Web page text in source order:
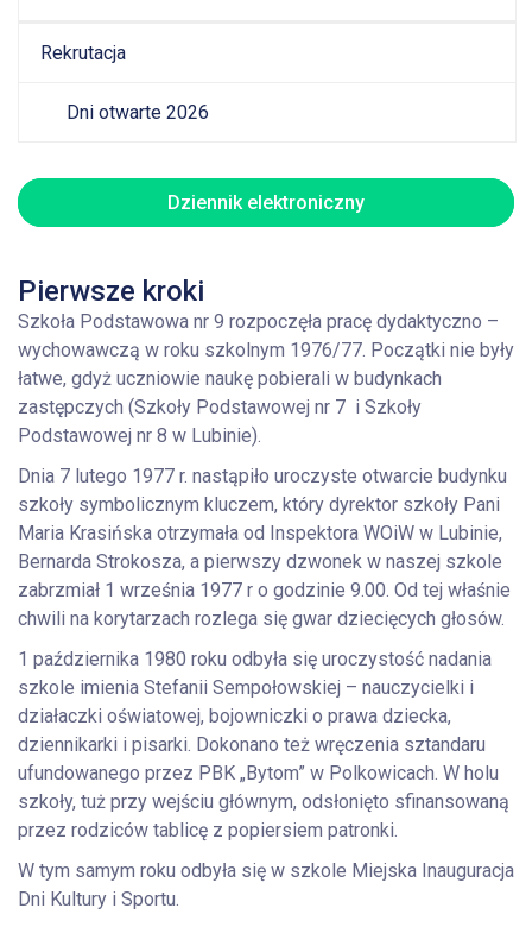
Rekrutacja
Dni otwarte 2026
Dziennik elektroniczny
Pierwsze kroki
Szkoła Podstawowa nr 9 rozpoczęła pracę dydaktyczno –
wychowawczą w roku szkolnym 1976/77. Początki nie były
łatwe, gdyż uczniowie naukę pobierali w budynkach
zastępczych (Szkoły Podstawowej nr 7 i Szkoły
Podstawowej nr 8 w Lubinie).
Dnia 7 lutego 1977 r. nastąpiło uroczyste otwarcie budynku
szkoły symbolicznym kluczem, który dyrektor szkoły Pani
Maria Krasińska otrzymała od Inspektora WOiW w Lubinie,
Bernarda Strokosza, a pierwszy dzwonek w naszej szkole
zabrzmiał 1 września 1977 r o godzinie 9.00. Od tej właśnie
chwili na korytarzach rozlega się gwar dziecięcych głosów.
1 października 1980 roku odbyła się uroczystość nadania
szkole imienia Stefanii Sempołowskiej – nauczycielki i
działaczki oświatowej, bojowniczki o prawa dziecka,
dziennikarki i pisarki. Dokonano też wręczenia sztandaru
ufundowanego przez PBK „Bytom” w Polkowicach. W holu
szkoły, tuż przy wejściu głównym, odsłonięto sfinansowaną
przez rodziców tablicę z popiersiem patronki.
W tym samym roku odbyła się w szkole Miejska Inauguracja
Dni Kultury i Sportu.